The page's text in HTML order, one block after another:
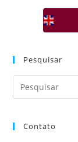
Pesquisar
Contato